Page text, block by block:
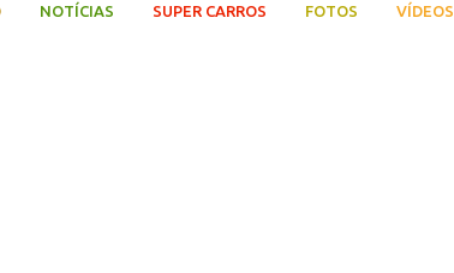
NOTÍCIAS SUPER CARROS FOTOS VÍDEOS